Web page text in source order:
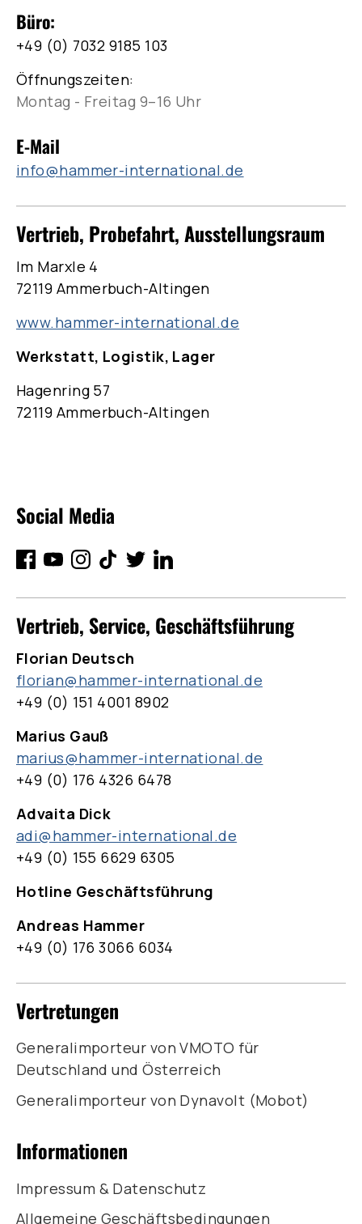
Büro:
+49 (0) 7032 9185 103
Öffnungszeiten:
Montag - Freitag 9–16 Uhr
E-Mail
info@hammer-international.de
Vertrieb, Probefahrt, Ausstellungsraum
Im Marxle 4
72119 Ammerbuch-Altingen
www.hammer-international.de
Werkstatt, Logistik, Lager
Hagenring 57
72119 Ammerbuch-Altingen
Social Media
Vertrieb, Service, Geschäftsführung
Florian Deutsch
florian@hammer-international.de
+49 (0) 151 4001 8902
Marius Gauß
marius@hammer-international.de
+49 (0) 176 4326 6478
Advaita Dick
adi@hammer-international.de
+49 (0) 155 6629 6305
Hotline Geschäftsführung
Andreas Hammer
+49 (0) 176 3066 6034
Vertretungen
Generalimporteur von VMOTO für
Deutschland und Österreich
Generalimporteur von Dynavolt (Mobot)
Informationen
Impressum & Datenschutz
Allgemeine Geschäftsbedingungen